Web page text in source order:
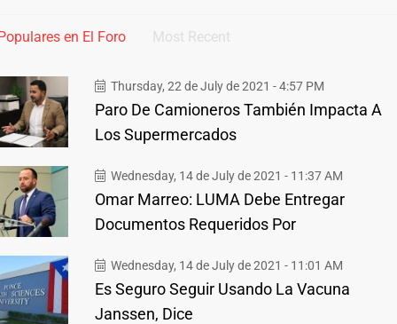
en El Foro Most Recent
Thursday, 22 de July de 2021 - 4:57 PM
Paro De Camioneros También Impacta A
Los Supermercados
Wednesday, 14 de July de 2021 - 11:37 AM
Omar Marreo: LUMA Debe Entregar
Documentos Requeridos Por
Wednesday, 14 de July de 2021 - 11:01 AM
Es Seguro Seguir Usando La Vacuna
Janssen, Dice